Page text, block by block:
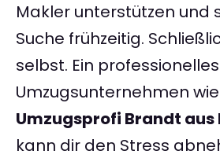
Makler unterstützen und
Suche frühzeitig.
selbst. Ein professionelles
Umzugsunternehmen
Umzugsprofi Brandt aus
kann dir den Stress